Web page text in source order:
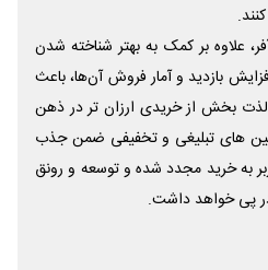
علاوه بر کمک به بهتر شناخته شدن
بازدید و آمار فروش آن‌ها، باعث
بخش از خریدی ارزان تر در ذهن
های تبلیغی و تخفیفی ضمن جذب
به خرید مجدد شده و توسعه و رونق
پی خواهد داشت.